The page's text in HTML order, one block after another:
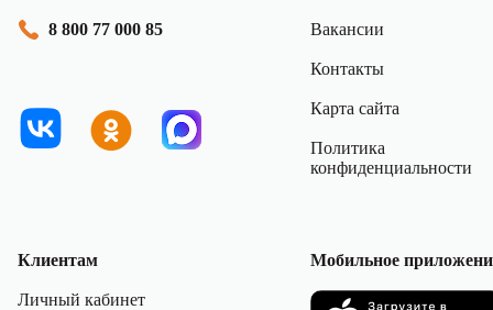
8 800 77 000 85 Вакансии
Контакты
Карта сайта
Политика
конфиденциальности
Клиентам
Личный кабинет
Мобильное